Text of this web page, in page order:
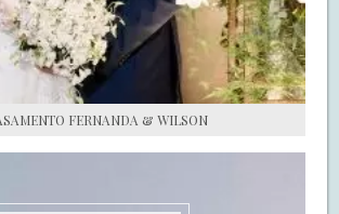
FERNANDA & WILSON